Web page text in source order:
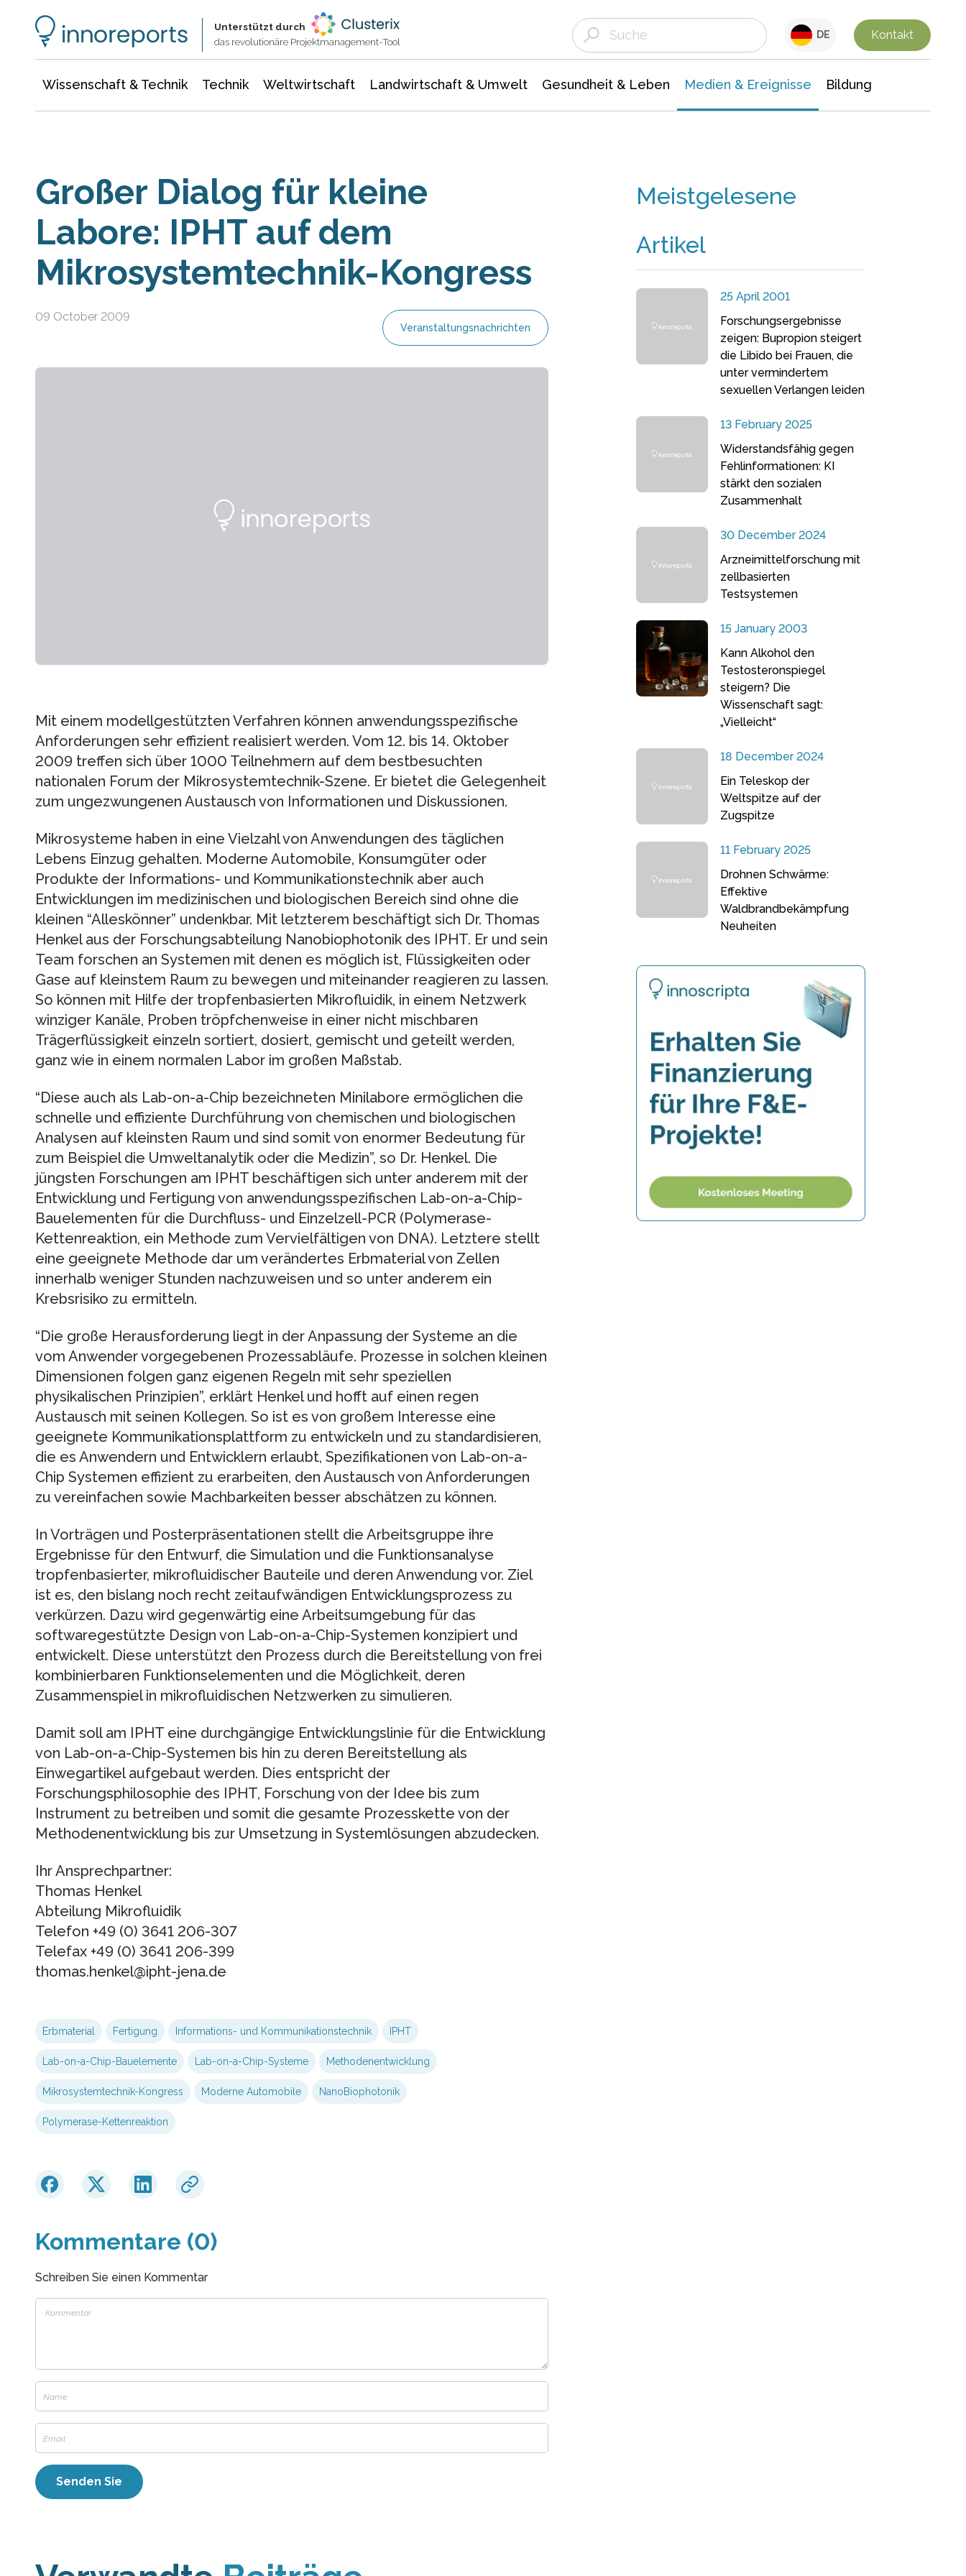
Unterstützt durch
das revolutionäre Projektmanagement-Tool
DE Kontakt
Wissenschaft & Technik Technik Weltwirtschaft Landwirtschaft & Umwelt Gesundheit & Leben Medien & Ereignisse Bildung
Großer Dialog für kleine
Labore: IPHT auf dem
Mikrosystemtechnik-Kongress
09 October 2009
Veranstaltungsnachrichten
Mit einem modellgestützten Verfahren können anwendungsspezifische
Anforderungen sehr effizient realisiert werden. Vom 12. bis 14. Oktober
2009 treffen sich über 1000 Teilnehmern auf dem bestbesuchten
nationalen Forum der Mikrosystemtechnik-Szene. Er bietet die Gelegenheit
zum ungezwungenen Austausch von Informationen und Diskussionen.
Mikrosysteme haben in eine Vielzahl von Anwendungen des täglichen
Lebens Einzug gehalten. Moderne Automobile, Konsumgüter oder
Produkte der Informations- und Kommunikationstechnik aber auch
Entwicklungen im medizinischen und biologischen Bereich sind ohne die
kleinen “Alleskönner” undenkbar. Mit letzterem beschäftigt sich Dr. Thomas
Henkel aus der Forschungsabteilung Nanobiophotonik des IPHT. Er und sein
Team forschen an Systemen mit denen es möglich ist, Flüssigkeiten oder
Gase auf kleinstem Raum zu bewegen und miteinander reagieren zu lassen.
So können mit Hilfe der tropfenbasierten Mikrofluidik, in einem Netzwerk
winziger Kanäle, Proben tröpfchenweise in einer nicht mischbaren
Trägerflüssigkeit einzeln sortiert, dosiert, gemischt und geteilt werden,
ganz wie in einem normalen Labor im großen Maßstab.
“Diese auch als Lab-on-a-Chip bezeichneten Minilabore ermöglichen die
schnelle und effiziente Durchführung von chemischen und biologischen
Analysen auf kleinsten Raum und sind somit von enormer Bedeutung für
zum Beispiel die Umweltanalytik oder die Medizin”, so Dr. Henkel. Die
jüngsten Forschungen am IPHT beschäftigen sich unter anderem mit der
Entwicklung und Fertigung von anwendungsspezifischen Lab-on-a-Chip-
Bauelementen für die Durchfluss- und Einzelzell-PCR (Polymerase-
Kettenreaktion, ein Methode zum Vervielfältigen von DNA). Letztere stellt
eine geeignete Methode dar um verändertes Erbmaterial von Zellen
innerhalb weniger Stunden nachzuweisen und so unter anderem ein
Krebsrisiko zu ermitteln.
“Die große Herausforderung liegt in der Anpassung der Systeme an die
vom Anwender vorgegebenen Prozessabläufe. Prozesse in solchen kleinen
Dimensionen folgen ganz eigenen Regeln mit sehr speziellen
physikalischen Prinzipien”, erklärt Henkel und hofft auf einen regen
Austausch mit seinen Kollegen. So ist es von großem Interesse eine
geeignete Kommunikationsplattform zu entwickeln und zu standardisieren,
die es Anwendern und Entwicklern erlaubt, Spezifikationen von Lab-on-a-
Chip Systemen effizient zu erarbeiten, den Austausch von Anforderungen
zu vereinfachen sowie Machbarkeiten besser abschätzen zu können.
In Vorträgen und Posterpräsentationen stellt die Arbeitsgruppe ihre
Ergebnisse für den Entwurf, die Simulation und die Funktionsanalyse
tropfenbasierter, mikrofluidischer Bauteile und deren Anwendung vor. Ziel
ist es, den bislang noch recht zeitaufwändigen Entwicklungsprozess zu
verkürzen. Dazu wird gegenwärtig eine Arbeitsumgebung für das
softwaregestützte Design von Lab-on-a-Chip-Systemen konzipiert und
entwickelt. Diese unterstützt den Prozess durch die Bereitstellung von frei
kombinierbaren Funktionselementen und die Möglichkeit, deren
Zusammenspiel in mikrofluidischen Netzwerken zu simulieren.
Damit soll am IPHT eine durchgängige Entwicklungslinie für die Entwicklung
von Lab-on-a-Chip-Systemen bis hin zu deren Bereitstellung als
Einwegartikel aufgebaut werden. Dies entspricht der
Forschungsphilosophie des IPHT, Forschung von der Idee bis zum
Instrument zu betreiben und somit die gesamte Prozesskette von der
Methodenentwicklung bis zur Umsetzung in Systemlösungen abzudecken.
Ihr Ansprechpartner:
Thomas Henkel
Abteilung Mikrofluidik
Telefon +49 (0) 3641 206-307
Telefax +49 (0) 3641 206-399
thomas.henkel@ipht-jena.de
Erbmaterial Fertigung Informations- und Kommunikationstechnik IPHT
Lab-on-a-Chip-Bauelemente Lab-on-a-Chip-Systeme Methodenentwicklung
Mikrosystemtechnik-Kongress Moderne Automobile NanoBiophotonik
Polymerase-Kettenreaktion
Kommentare (0)
Schreiben Sie einen Kommentar
Meistgelesene
Artikel
25 April 2001
Forschungsergebnisse
zeigen: Bupropion steigert
die Libido bei Frauen, die
unter vermindertem
sexuellen Verlangen leiden
13 February 2025
Widerstandsfähig gegen
Fehlinformationen: KI
stärkt den sozialen
Zusammenhalt
30 December 2024
Arzneimittelforschung mit
zellbasierten
Testsystemen
15 January 2003
Kann Alkohol den
Testosteronspiegel
steigern? Die
Wissenschaft sagt:
„Vielleicht“
18 December 2024
Ein Teleskop der
Weltspitze auf der
Zugspitze
11 February 2025
Drohnen Schwärme:
Effektive
Waldbrandbekämpfung
Neuheiten